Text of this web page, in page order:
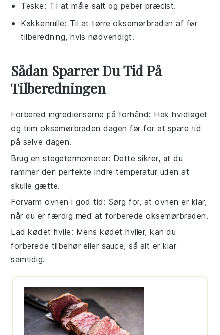
Teske: Til at måle salt og peber præcist.
Køkkenrulle: Til at tørre oksemørbraden af før
tilberedning, hvis nødvendigt.
Sådan Sparrer Du Tid På
Tilberedningen
Forbered ingredienserne på forhånd: Hak hvidløget
og trim oksemørbraden dagen før for at spare tid
på selve dagen.
Brug en stegetermometer: Dette sikrer, at du
rammer den perfekte indre temperatur uden at
skulle gætte.
Forvarm ovnen i god tid : Sørg for, at ovnen er klar,
når du er færdig med at forberede oksemørbraden.
Lad kødet hvile: Mens kødet hviler, kan du
forberede tilbehør eller sauce, så alt er klar
samtidig.